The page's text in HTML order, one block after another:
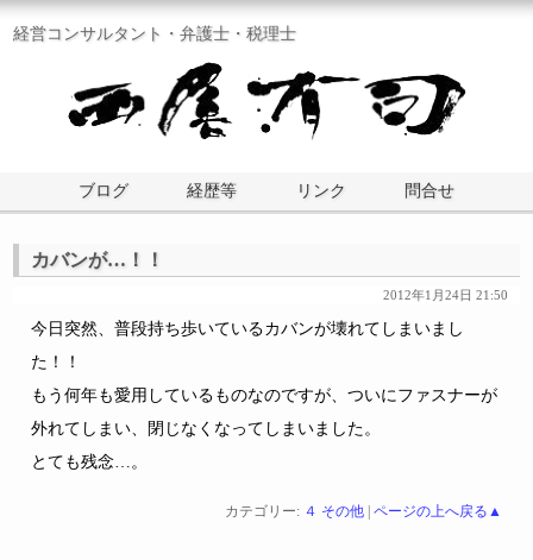
経営コンサルタント・弁護士・税理士
ブログ 経歴等 リンク 問合せ
カバンが…！！
2012年1月24日 21:50
今日突然、普段持ち歩いているカバンが壊れてしまいまし
た！！
もう何年も愛用しているものなのですが、ついにファスナーが
外れてしまい、閉じなくなってしまいました。
とても残念…。
カテゴリー: ４ その他| ページの上へ戻る▲